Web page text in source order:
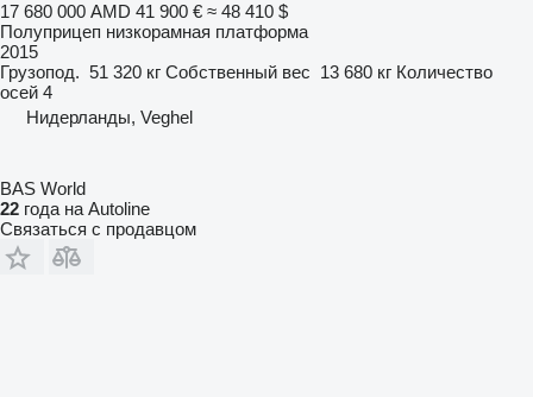
17 680 000 AMD 41 900 € ≈ 48 410 $
Полуприцеп низкорамная платформа
2015
Грузопод. 51 320 кг Собственный вес 13 680 кг Количество
осей 4
Нидерланды, Veghel
BAS World
22 года на Autoline
Связаться с продавцом